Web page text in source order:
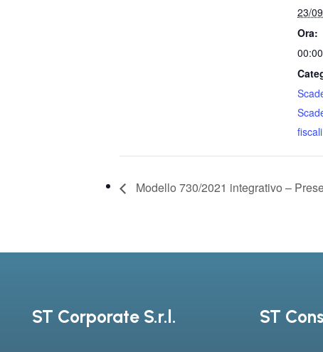
23/
Ora:
00:00
fiscali
Modello 730/2021 integrativo –
ST Corporate S.r.l. ST